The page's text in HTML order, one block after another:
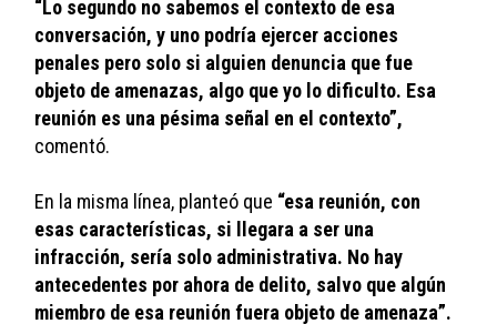
“Lo segundo no sabemos el contexto de esa
conversación, y uno podría ejercer acciones
penales pero solo si alguien denuncia que fue
objeto de amenazas, algo que yo lo dificulto. Esa
reunión es una pésima señal en el contexto”,
comentó.
En la misma línea, planteó que “esa reunión, con
esas características, si llegara a ser una
infracción, sería solo administrativa. No hay
antecedentes por ahora de delito, salvo que algún
miembro de esa reunión fuera objeto de amenaza”.